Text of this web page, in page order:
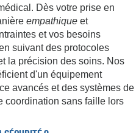
Dès votre prise en
empathiqueet
et vos besoins
suivant des protocoles
la précision des soins. Nos
d'un équipement
avancés et des systèmes de
coordination sans faille lors